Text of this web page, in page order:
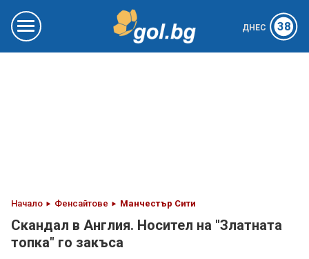
ДНЕС 38
Начало Фенсайтове Манчестър Сити
Скандал в Англия. Носител на "Златната
топка" го закъса